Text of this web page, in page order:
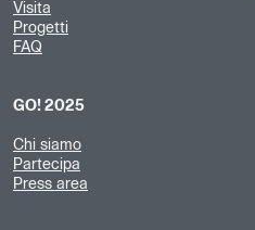
Visita
Progetti
FAQ
GO! 2025
Chi siamo
Partecipa
Press area